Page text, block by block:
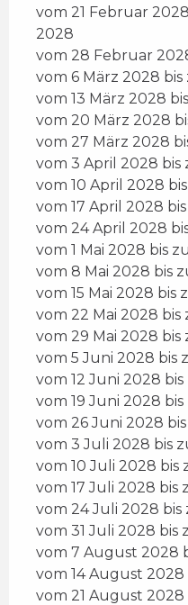
vom 21 Februar
2028
vom 28 Februar
vom 6 März 2028 bis
vom 13 März 2028
vom 20 März 2028
vom 27 März 2028
vom 3 April 2028
vom 10 April 2028
vom 17 April 2028
vom 24 April 2028
vom 1 Mai 2028 bis
vom 8 Mai 2028 bis
vom 15 Mai 2028 bis
vom 22 Mai 2028 bis
vom 29 Mai 2028
vom 5 Juni 2028 bis
vom 12 Juni 2028
vom 19 Juni 2028
vom 26 Juni 2028
vom 3 Juli 2028 bis
vom 10 Juli 2028 bis
vom 17 Juli 2028 bis
vom 24 Juli 2028
vom 31 Juli 2028
vom 7 August 2028
vom 14 August
vom 21 August